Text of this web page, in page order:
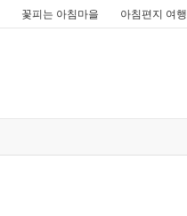
꽃피는 아침마을 아침편지 여행